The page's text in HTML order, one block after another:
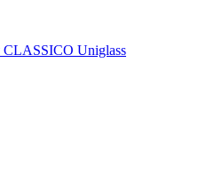
CLASSICO Uniglass